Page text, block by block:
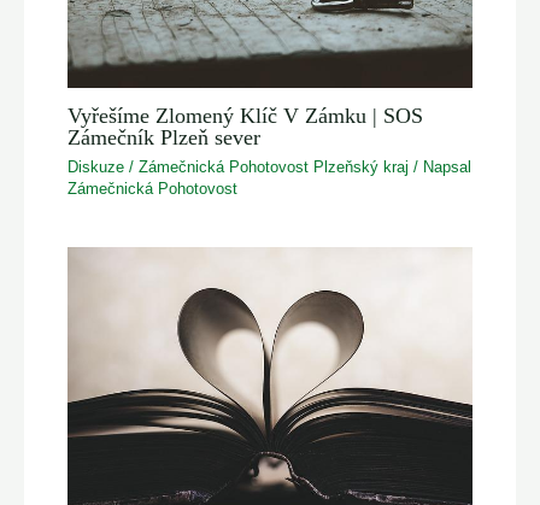
Vyřešíme Zlomený Klíč V Zámku | SOS
Zámečník Plzeň sever
Diskuze /Zámečnická Pohotovost Plzeňský kraj / Napsal
Zámečnická Pohotovost